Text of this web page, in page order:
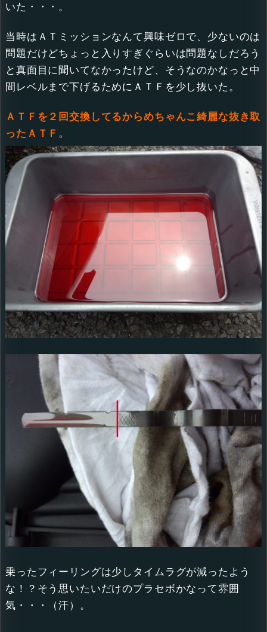
いた・・・。
当時はＡＴミッションなんて興味ゼロで、少ないのは
問題だけどちょっと入りすぎぐらいは問題なしだろう
と真面目に聞いてなかったけど、そうなのかなっと中
間レベルまで下げるためにＡＴＦを少し抜いた。
ＡＴＦを２回交換してるからめちゃんこ綺麗な抜き取
ったＡＴＦ。
乗ったフィーリングは少しタイムラグが減ったよう
な！？そう思いたいだけのプラセボかなって雰囲
気・・・（汗）。